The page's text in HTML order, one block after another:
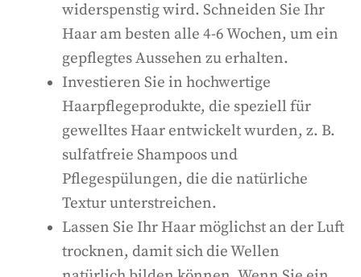
widerspenstig wird. Schneiden Sie Ihr
Haar am besten alle 4-6 Wochen, um ein
gepflegtes Aussehen zu erhalten.
Investieren Sie in hochwertige
Haarpflegeprodukte, die speziell für
gewelltes Haar entwickelt wurden, z. B.
sulfatfreie Shampoos und
Pflegespülungen, die die natürliche
Textur unterstreichen.
Lassen Sie Ihr Haar möglichst an der Luft
trocknen, damit sich die Wellen